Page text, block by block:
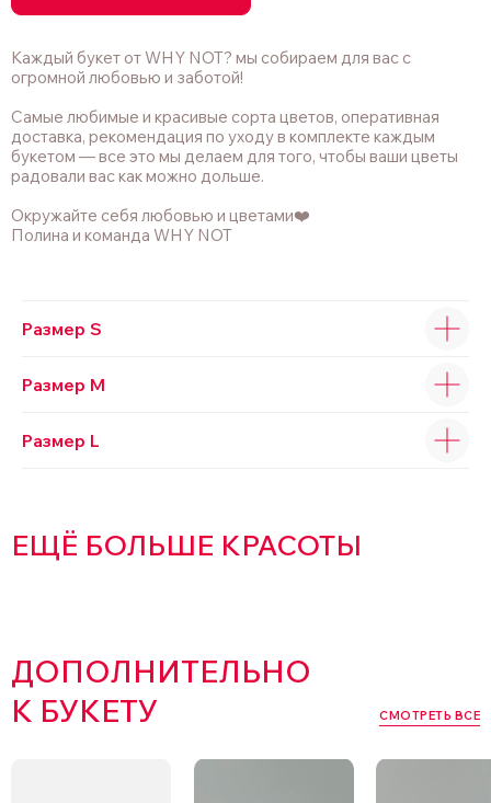
Каждый букет от WHY NOT? мы собираем для вас с
огромной любовью и заботой!
Самые любимые и красивые сорта цветов, оперативная
доставка, рекомендация по уходу в комплекте каждым
букетом — все это мы делаем для того, чтобы ваши цветы
радовали вас как можно дольше.
Окружайте себя любовью и цветами❤️
Полина и команда WHY NOT
Размер S
Размер M
Размер L
ЕЩЁ БОЛЬШЕ КРАСОТЫ
ДОПОЛНИТЕЛЬНО
К БУКЕТУ
СМОТРЕТЬ ВСЕ